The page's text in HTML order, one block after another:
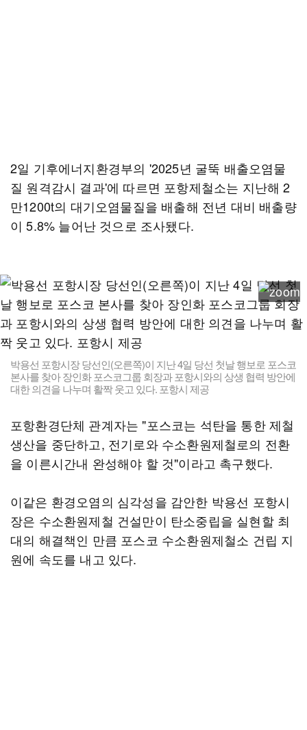
2일 기후에너지환경부의 '2025년 굴뚝 배출오염물
질 원격감시 결과'에 따르면 포항제철소는 지난해 2
만1200t의 대기오염물질을 배출해 전년 대비 배출량
이 5.8% 늘어난 것으로 조사됐다.
박용선 포항시장 당선인(오른쪽)이 지난 4일 당선 첫날 행보로 포스코
본사를 찾아 장인화 포스코그룹 회장과 포항시와의 상생 협력 방안에
대한 의견을 나누며 활짝 웃고 있다. 포항시 제공
포항환경단체 관계자는 "포스코는 석탄을 통한 제철
생산을 중단하고, 전기로와 수소환원제철로의 전환
을 이른시간내 완성해야 할 것"이라고 촉구했다.
이같은 환경오염의 심각성을 감안한 박용선 포항시
장은 수소환원제철 건설만이 탄소중립을 실현할 최
대의 해결책인 만큼 포스코 수소환원제철소 건립 지
원에 속도를 내고 있다.